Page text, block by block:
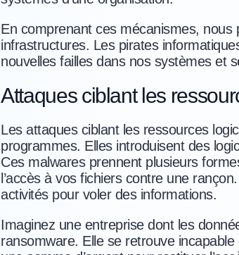
En comprenant ces mécanismes, nous
infrastructures. Les pirates
nouvelles failles dans nos systèmes et
Attaques ciblant les
Les attaques ciblant les ressources
programmes. Elles introduisent des
Ces malwares prennent plusieurs
l’accès à vos fichiers contre une
activités pour voler des informations.
Imaginez une entreprise dont les
ransomware. Elle se retrouve incapable